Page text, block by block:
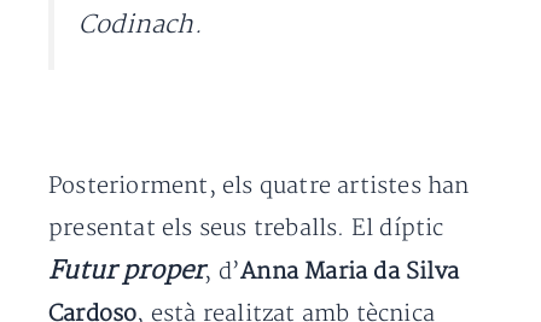
Codinach.
Posteriorment, els quatre artistes han
presentat els seus treballs. El díptic
Futur proper, d’Anna Maria da Silva
Cardoso, està realitzat amb tècnica